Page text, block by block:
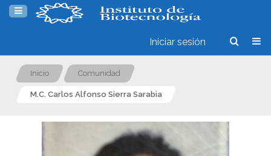
Iniciar sesión
Inicio Comunidad
M.C. Carlos Alfonso Sierra Sarabia